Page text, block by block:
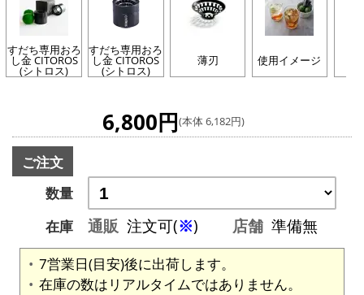
すだち専用おろ
し金 CITOROS
(シトロス)
すだち専用おろ
し金 CITOROS
(シトロス)
薄刃 使用イメージ
6,800円(本体 6,182円)
ご注文
数量
在庫
通販 注文可(※) 店舗 準備無
7営業日(目安)後に出荷します。
在庫の数はリアルタイムではありません。